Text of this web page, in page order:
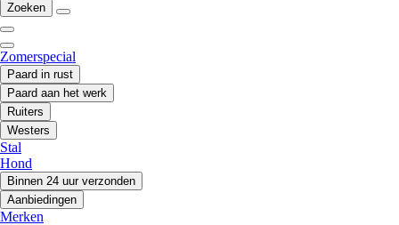
Zoeken
Zomerspecial
Paard in rust
Paard aan het werk
Ruiters
Westers
Stal
Hond
Binnen 24 uur verzonden
Aanbiedingen
Merken